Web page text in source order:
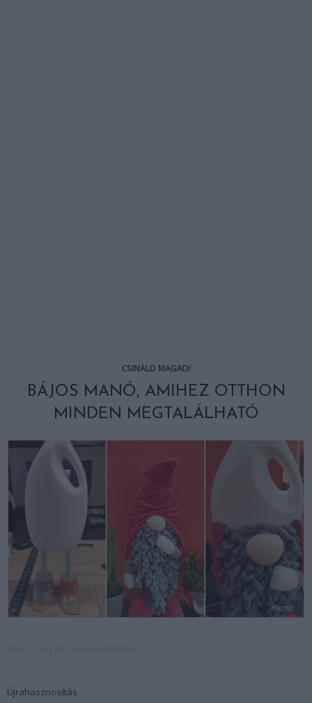
CSINÁLD MAGAD!
BÁJOS MANÓ, AMIHEZ OTTHON
MINDEN MEGTALÁLHATÓ
mano
Újrahasznosítás.